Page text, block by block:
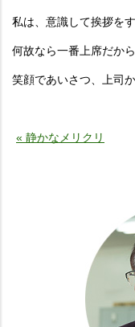
私は、意識して挨拶を
何故なら一番上席だから
笑顔であいさつ、上司
« 静かなメリクリ